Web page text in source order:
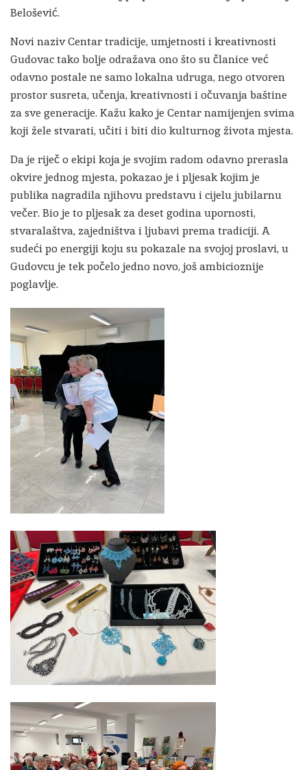
Belošević.
Novi naziv Centar tradicije, umjetnosti i kreativnosti
Gudovac tako bolje odražava ono što su članice već
odavno postale ne samo lokalna udruga, nego otvoren
prostor susreta, učenja, kreativnosti i očuvanja baštine
za sve generacije. Kažu kako je Centar namijenjen svima
koji žele stvarati, učiti i biti dio kulturnog života mjesta.
Da je riječ o ekipi koja je svojim radom odavno prerasla
okvire jednog mjesta, pokazao je i pljesak kojim je
publika nagradila njihovu predstavu i cijelu jubilarnu
večer. Bio je to pljesak za deset godina upornosti,
stvaralaštva, zajedništva i ljubavi prema tradiciji. A
sudeći po energiji koju su pokazale na svojoj proslavi, u
Gudovcu je tek počelo jedno novo, još ambicioznije
poglavlje.